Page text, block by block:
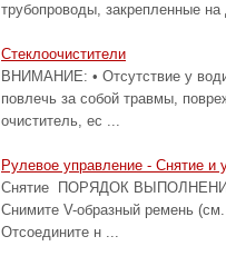
трубопроводы, закрепленные
Стеклоочистители
ВНИМАНИЕ: • Отсутствие у
повлечь за собой травмы,
очиститель, ес ...
Рулевое управление - Снятие и
Снятие ПОРЯДОК ВЫПОЛНЕНИЯ
Снимите V-образный ремень
Отсоедините н ...